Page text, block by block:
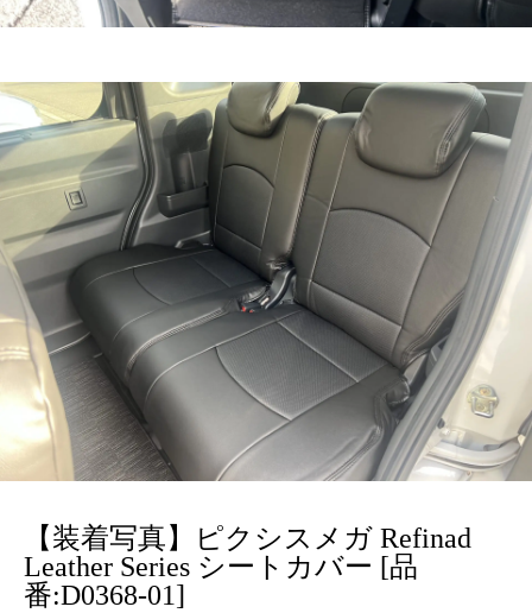
【装着写真】ピクシスメガ Refinad
Leather Series シートカバー [品
番:D0368-01]